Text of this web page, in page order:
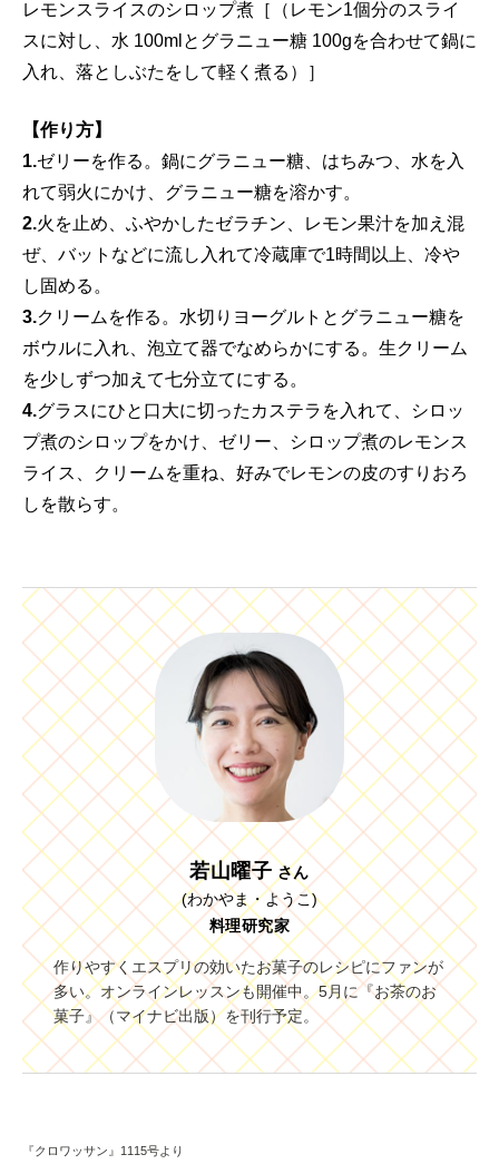
レモンスライスのシロップ煮［（レモン1個分のスライ
スに対し、水 100mlとグラニュー糖 100gを合わせて鍋に
入れ、落としぶたをして軽く煮る）］
【作り方】
1.ゼリーを作る。鍋にグラニュー糖、はちみつ、水を入
れて弱火にかけ、グラニュー糖を溶かす。
2.火を止め、ふやかしたゼラチン、レモン果汁を加え混
ぜ、バットなどに流し入れて冷蔵庫で1時間以上、冷や
し固める。
3.クリームを作る。水切りヨーグルトとグラニュー糖を
ボウルに入れ、泡立て器でなめらかにする。生クリーム
を少しずつ加えて七分立てにする。
4.グラスにひと口大に切ったカステラを入れて、シロッ
プ煮のシロップをかけ、ゼリー、シロップ煮のレモンス
ライス、クリームを重ね、好みでレモンの皮のすりおろ
しを散らす。
若山曜子 さん
(わかやま・ようこ)
料理研究家
作りやすくエスプリの効いたお菓子のレシピにファンが
多い。オンラインレッスンも開催中。5月に『お茶のお
菓子』（マイナビ出版）を刊行予定。
『クロワッサン』1115号より